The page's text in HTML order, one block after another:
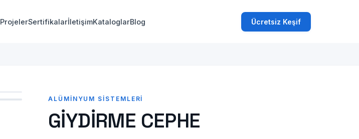
ProjelerSertifikalarİletişimKataloglarBlog Ücretsiz Keşif
ALÜMINYUM SISTEMLERI
GİYDİRME CEPHE